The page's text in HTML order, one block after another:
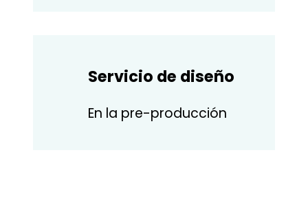
Servicio de diseño
En la pre-producción